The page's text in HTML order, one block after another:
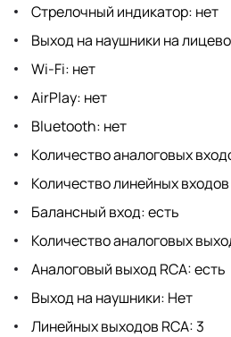
Стрелочный индикатор: нет
Выход на наушники на
Wi-Fi: нет
AirPlay: нет
Bluetooth: нет
Количество аналоговых
Количество линейных входов
Балансный вход: есть
Количество аналоговых
Аналоговый выход RCA: есть
Выход на наушники: Нет
Линейных выходов RCA: 3